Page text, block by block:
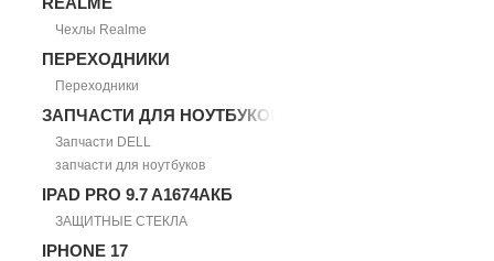
Чехлы Realme
ПЕРЕХОДНИКИ
Переходники
ЗАПЧАСТИ ДЛЯ НОУТБУКОВ
Запчасти DELL
запчасти для ноутбуков
IPAD PRO 9.7 A1674АКБ
ЗАЩИТНЫЕ СТЕКЛА
IPHONE 17